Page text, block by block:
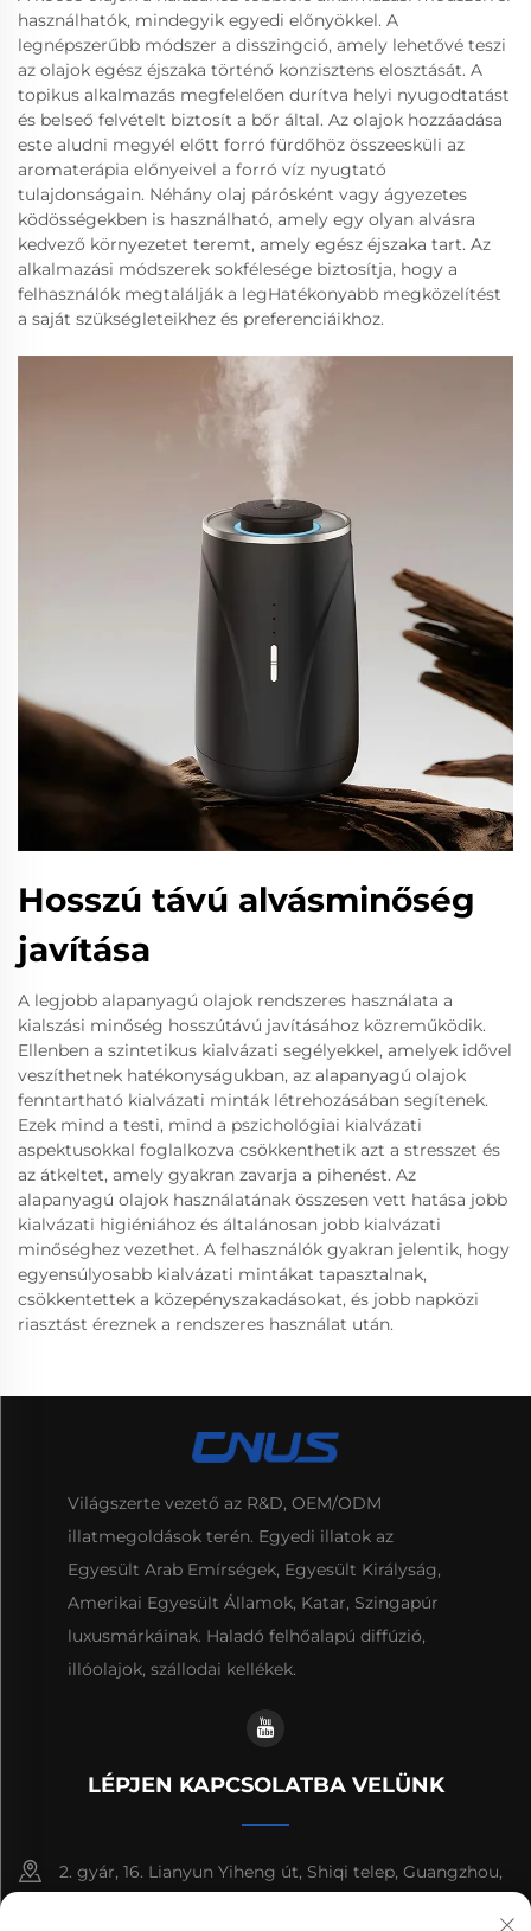
használhatók, mindegyik egyedi előnyökkel. A
legnépszerűbb módszer a disszingció, amely lehetővé teszi
az olajok egész éjszaka történő konzisztens elosztását. A
topikus alkalmazás megfelelően durítva helyi nyugodtatást
és belseő felvételt biztosít a bőr által. Az olajok hozzáadása
este aludni megyél előtt forró fürdőhöz összeesküli az
aromaterápia előnyeivel a forró víz nyugtató
tulajdonságain. Néhány olaj párósként vagy ágyezetes
ködösségekben is használható, amely egy olyan alvásra
kedvező környezetet teremt, amely egész éjszaka tart. Az
alkalmazási módszerek sokfélesége biztosítja, hogy a
felhasználók megtalálják a legHatékonyabb megközelítést
a saját szükségleteikhez és preferenciáikhoz.
Hosszú távú alvásminőség
javítása
A legjobb alapanyagú olajok rendszeres használata a
kialszási minőség hosszútávú javításához közreműködik.
Ellenben a szintetikus kialvázati segélyekkel, amelyek idővel
veszíthetnek hatékonyságukban, az alapanyagú olajok
fenntartható kialvázati minták létrehozásában segítenek.
Ezek mind a testi, mind a pszichológiai kialvázati
aspektusokkal foglalkozva csökkenthetik azt a stresszet és
az átkeltet, amely gyakran zavarja a pihenést. Az
alapanyagú olajok használatának összesen vett hatása jobb
kialvázati higiéniához és általánosan jobb kialvázati
minőséghez vezethet. A felhasználók gyakran jelentik, hogy
egyensúlyosabb kialvázati mintákat tapasztalnak,
csökkentettek a közepényszakadásokat, és jobb napközi
riasztást éreznek a rendszeres használat után.
Világszerte vezető az R&D, OEM/ODM
illatmegoldások terén. Egyedi illatok az
Egyesült Arab Emírségek, Egyesült Királyság,
Amerikai Egyesült Államok, Katar, Szingapúr
luxusmárkáinak. Haladó felhőalapú diffúzió,
illóolajok, szállodai kellékek.
LÉPJEN KAPCSOLATBA VELÜNK
2. gyár, 16. Lianyun Yiheng út, Shiqi telep, Guangzhou,